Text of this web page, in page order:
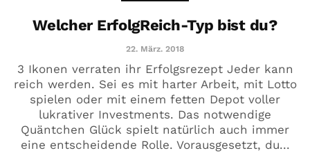
Welcher ErfolgReich-Typ bist du?
22. März. 2018
3 Ikonen verraten ihr Erfolgsrezept Jeder kann
reich werden. Sei es mit harter Arbeit, mit Lotto
spielen oder mit einem fetten Depot voller
lukrativer Investments. Das notwendige
Quäntchen Glück spielt natürlich auch immer
eine entscheidende Rolle. Vorausgesetzt, du...